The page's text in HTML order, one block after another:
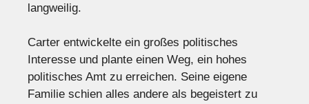
langweilig.
Carter entwickelte ein großes politisches
Interesse und plante einen Weg, ein hohes
politisches Amt zu erreichen. Seine eigene
Familie schien alles andere als begeistert zu